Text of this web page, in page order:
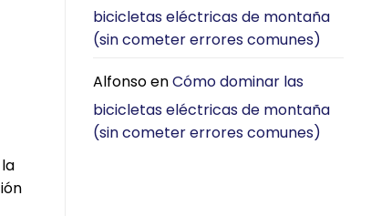
por
ciudad
bicicletas eléctricas de montaña
(sin cometer errores comunes)
AlfonsoenCómo dominar las
bicicletas eléctricas de montaña
(sin cometer errores comunes)